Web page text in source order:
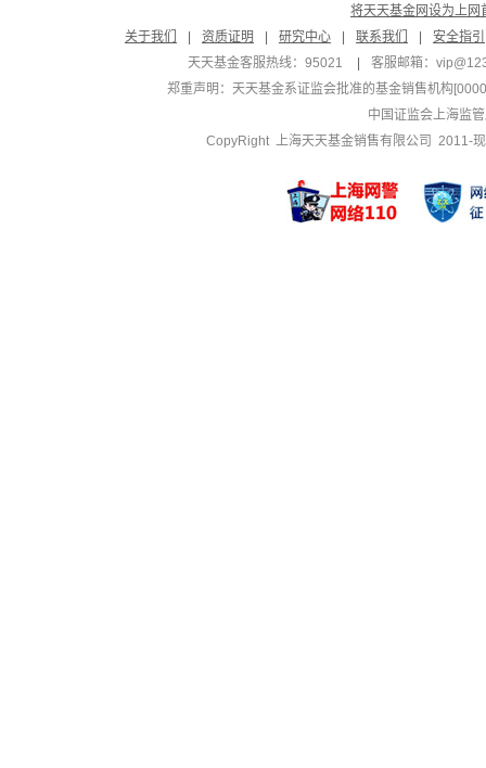
将天天基金网设为上网
关于我们
资质证明 研究中心 联系我们
安全指引
天天基金客服热线：95021
客服邮箱：
郑重声明： 天天基金系证监会批准的基金销售机构
中国证监会上海监
CopyRight 上海天天基金销售有限公司 2011-